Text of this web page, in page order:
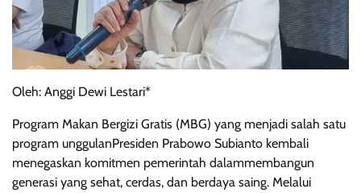
Oleh: Anggi Dewi Lestari*
Program Makan Bergizi Gratis (MBG) yang menjadi salah satu
program unggulanPresiden Prabowo Subianto kembali
menegaskan komitmen pemerintah dalammembangun
generasi yang sehat, cerdas, dan berdaya saing. Melalui